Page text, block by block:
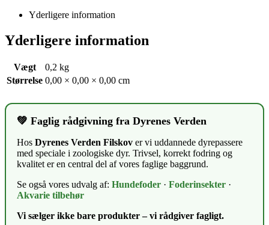
Yderligere information
Yderligere information
Vægt
0,2 kg
Størrelse 0,00 × 0,00 × 0,00 cm
💚 Faglig rådgivning fra Dyrenes Verden
Hos Dyrenes Verden Filskov er vi uddannede dyrepassere
med speciale i zoologiske dyr. Trivsel, korrekt fodring og
kvalitet er en central del af vores faglige baggrund.
Se også vores udvalg af: Hundefoder · Foderinsekter ·
Akvarie tilbehør
Vi sælger ikke bare produkter – vi rådgiver fagligt.